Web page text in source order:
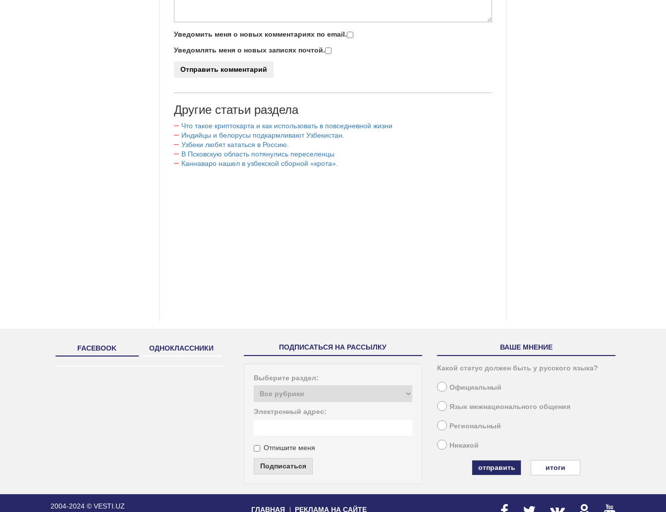
Уведомить меня о новых комментариях по email.
Уведомлять меня о новых записях почтой.
Другие статьи раздела
Что такое криптокарта и как использовать в повседневной жизни
Индийцы и белорусы подкармливают Узбекистан.
Узбеки любят кататься в Россию.
В Псковскую область потянулись переселенцы
Каннаваро нашел в узбекской сборной «крота».
FACEBOOK ОДНОКЛАССНИКИ ПОДПИСАТЬСЯ НА РАССЫЛКУ
Выберите раздел:
Электронный адрес:
Отпишите меня
Подписаться
ВАШЕ МНЕНИЕ
Какой статус должен быть у русского языка?
Официальный
Язык межнационального общения
Региональный
Никакой
итоги
2004-2024 © VESTI.UZ
ГЛАВНАЯ РЕКЛАМА НА САЙТЕ